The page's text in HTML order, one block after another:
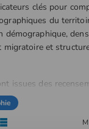
clés pour
du
démographique,
migratoire et
issues des
et 2016, plus
et structure de